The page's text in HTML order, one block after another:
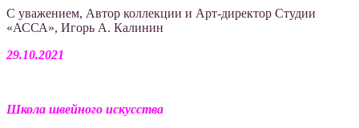
С уважением, Автор коллекции и Арт-директор Студии
«АССА», Игорь А. Калинин
29.10.2021
Школа швейного искусства